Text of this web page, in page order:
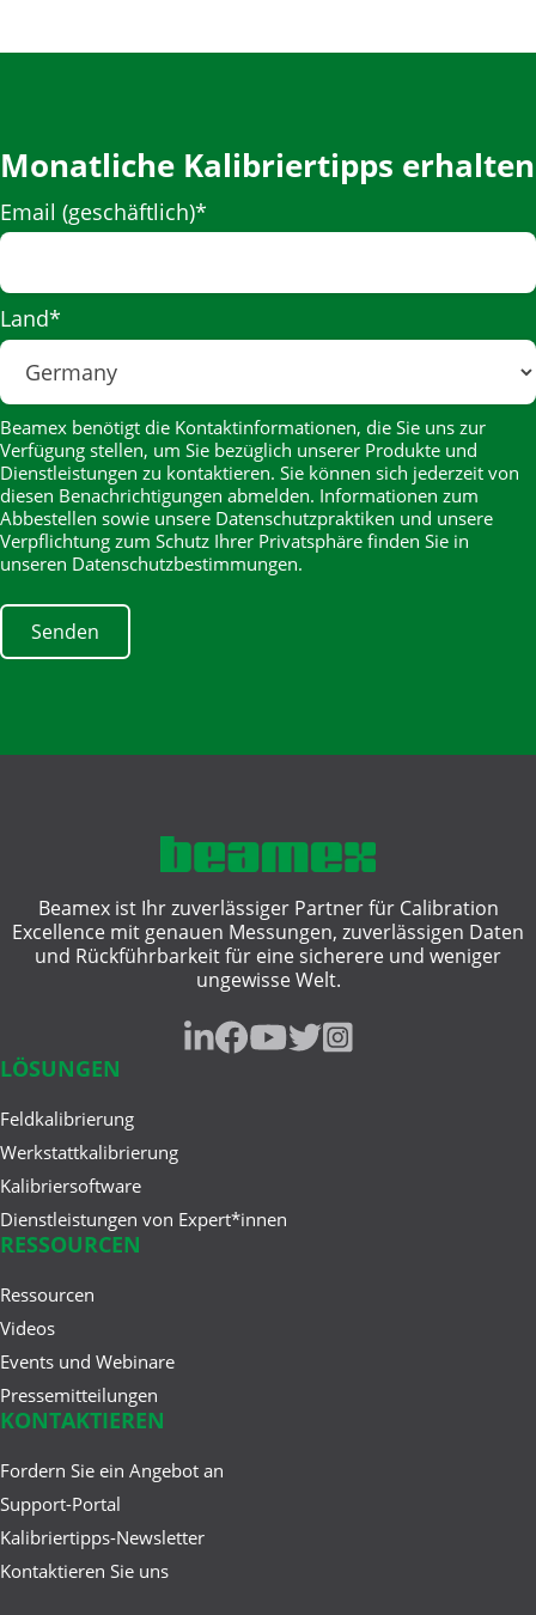
Monatliche Kalibriertipps erhalten
Email (geschäftlich)*
Land*
Beamex benötigt die Kontaktinformationen, die Sie uns zur
Verfügung stellen, um Sie bezüglich unserer Produkte und
Dienstleistungen zu kontaktieren. Sie können sich jederzeit von
diesen Benachrichtigungen abmelden. Informationen zum
Abbestellen sowie unsere Datenschutzpraktiken und unsere
Verpflichtung zum Schutz Ihrer Privatsphäre finden Sie in
unseren Datenschutzbestimmungen.
Beamex ist Ihr zuverlässiger Partner für Calibration
Excellence mit genauen Messungen, zuverlässigen Daten
und Rückführbarkeit für eine sicherere und weniger
ungewisse Welt.
LÖSUNGEN
Feldkalibrierung
Werkstattkalibrierung
Kalibriersoftware
Dienstleistungen von Expert*innen
RESSOURCEN
Ressourcen
Videos
Events und Webinare
Pressemitteilungen
KONTAKTIEREN
Fordern Sie ein Angebot an
Support-Portal
Kalibriertipps-Newsletter
Kontaktieren Sie uns